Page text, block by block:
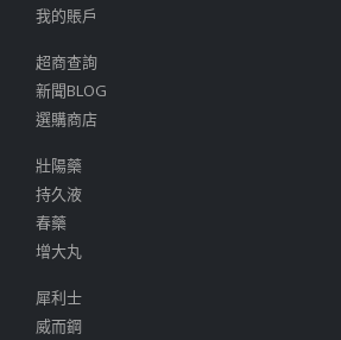
我的賬戶
超商查詢
新聞BLOG
選購商店
壯陽藥
持久液
春藥
增大丸
犀利士
威而鋼